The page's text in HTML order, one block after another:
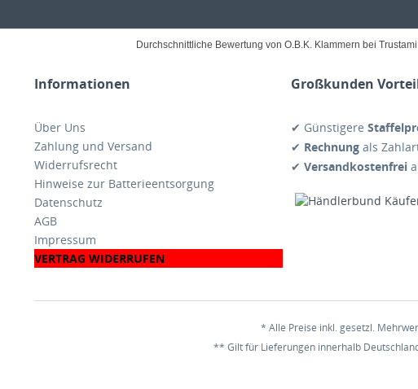
Durchschnittliche Bewertung von O.B.K. Klammern bei
Informationen
Über Uns
Zahlung und Versand
Widerrufsrecht
Hinweise zur Batterieentsorgung
Datenschutz
AGB
Impressum
VERTRAG WIDERRUFEN
Großkunden
✔ Günstigere
✔ Rechnung als
✔ Versandkostenfrei
* Alle Preise inkl. gesetzl.
** Gilt für Lieferungen innerhalb